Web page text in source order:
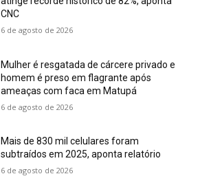
CNC
6 de agosto de 2026
Mulher é resgatada de cárcere privado e
homem é preso em flagrante após
ameaças com faca em Matupá
6 de agosto de 2026
Mais de 830 mil celulares foram
subtraídos em 2025, aponta relatório
6 de agosto de 2026